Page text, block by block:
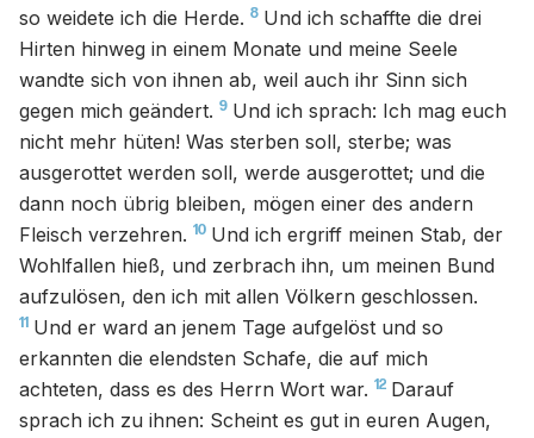
so weidete ich die Herde. 8 Und ich schaffte die drei
Hirten hinweg in einem Monate und meine Seele
wandte sich von ihnen ab, weil auch ihr Sinn sich
gegen mich geändert. 9 Und ich sprach: Ich mag euch
nicht mehr hüten! Was sterben soll, sterbe; was
ausgerottet werden soll, werde ausgerottet; und die
dann noch übrig bleiben, mögen einer des andern
Fleisch verzehren. 10 Und ich ergriff meinen Stab, der
Wohlfallen hieß, und zerbrach ihn, um meinen Bund
aufzulösen, den ich mit allen Völkern geschlossen.
11 Und er ward an jenem Tage aufgelöst und so
erkannten die elendsten Schafe, die auf mich
achteten, dass es des Herrn Wort war. 12 Darauf
sprach ich zu ihnen: Scheint es gut in euren Augen,